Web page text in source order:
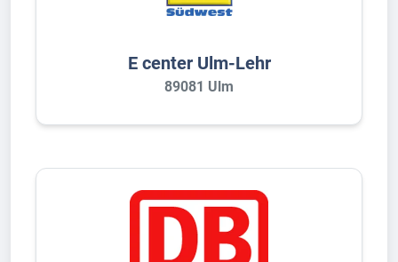
E center Ulm-Lehr
89081 Ulm